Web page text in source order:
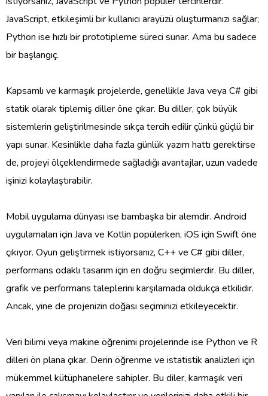
JavaScript, etkileşimli bir kullanıcı arayüzü oluşturmanızı sağlar;
Python ise hızlı bir prototipleme süreci sunar. Ama bu sadece
bir başlangıç.
Kapsamlı ve karmaşık projelerde, genellikle Java veya C# gibi
statik olarak tiplemiş diller öne çıkar. Bu diller, çok büyük
sistemlerin geliştirilmesinde sıkça tercih edilir çünkü güçlü bir
yapı sunar. Kesinlikle daha fazla günlük yazım hattı gerektirse
de, projeyi ölçeklendirmede sağladığı avantajlar, uzun vadede
işinizi kolaylaştırabilir.
Mobil uygulama dünyası ise bambaşka bir alemdir. Android
uygulamaları için Java ve Kotlin popülerken, iOS için Swift öne
çıkıyor. Oyun geliştirmek istiyorsanız, C++ ve C# gibi diller,
performans odaklı tasarım için en doğru seçimlerdir. Bu diller,
grafik ve performans taleplerini karşılamada oldukça etkilidir.
Ancak, yine de projenizin doğası seçiminizi etkileyecektir.
Veri bilimi veya makine öğrenimi projelerinde ise Python ve R
dilleri ön plana çıkar. Derin öğrenme ve istatistik analizleri için
mükemmel kütüphanelere sahipler. Bu diler, karmaşık veri